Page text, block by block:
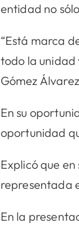
entidad no
“Está marca
todo la
Gómez
En su
oportunidad
Explicó que
representada
En la